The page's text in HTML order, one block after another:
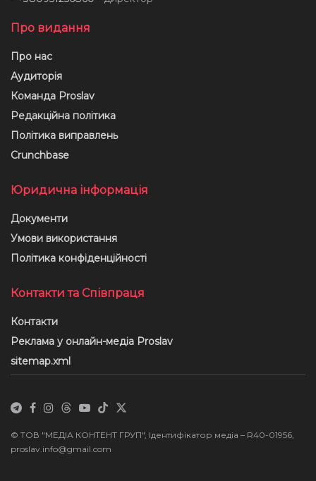
Про видання
Про нас
Аудиторія
Команда Proslav
Редакційна політика
Політика виправлень
Crunchbase
Юридична інформація
Документи
Умови використання
Політика конфіденційності
Контакти та Співпраця
Контакти
Реклама у онлайн-медіа Proslav
sitemap.xml
© ТОВ "МЕДІА КОНТЕНТ ГРУП", Ідентифікатор медіа – R40-01956,
proslav.info@gmail.com